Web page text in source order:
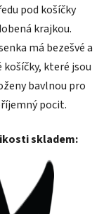
pod košíčky
krajkou.
má bezešvé a
košíčky, které jsou
bavlnou pro
pocit.
skladem: